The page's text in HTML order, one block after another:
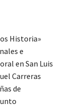
Historia»
e
en San Luis
Carreras
de